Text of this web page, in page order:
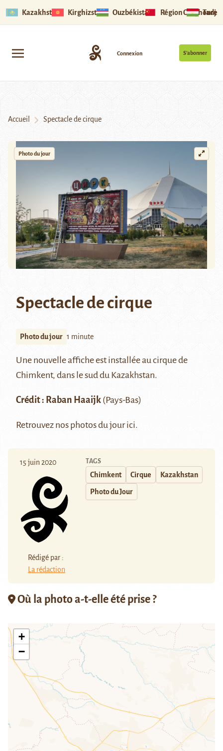
Kazakhstan Kirghizstan Ouzbékistan Région Ouïghoure
S’abonner
Connexion
Accueil Spectacle de cirque
Photo du jour
Spectacle de cirque
Photo du jour 1 minute
Une nouvelle affiche est installée au cirque de
Chimkent, dans le sud du Kazakhstan.
Crédit : Raban Haaijk (Pays-Bas)
Retrouvez nos photos du jourici.
15 juin 2020
Rédigé par :
La rédaction
TAGS
Chimkent Cirque Kazakhstan
Photo du Jour
Où la photo a-t-elle été prise ?
+
−